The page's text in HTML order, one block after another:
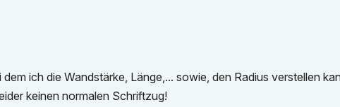
ich die Wandstärke, Länge,... sowie, den Radius verstellen
keinen normalen Schriftzug!